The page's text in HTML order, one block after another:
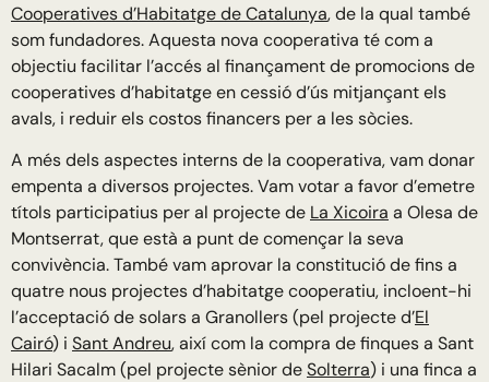
Cooperatives d’Habitatge de Catalunya, de la qual també
som fundadores. Aquesta nova cooperativa té com a
objectiu facilitar l’accés al finançament de promocions de
cooperatives d’habitatge en cessió d’ús mitjançant els
avals, i reduir els costos financers per a les sòcies.
A més dels aspectes interns de la cooperativa, vam donar
empenta a diversos projectes. Vam votar a favor d’emetre
títols participatius per al projecte de La Xicoira a Olesa de
Montserrat, que està a punt de començar la seva
convivència. També vam aprovar la constitució de fins a
quatre nous projectes d’habitatge cooperatiu, incloent-hi
l’acceptació de solars a Granollers (pel projecte d’El
Cairó) i Sant Andreu, així com la compra de finques a Sant
Hilari Sacalm (pel projecte sènior deSolterra) i una finca a